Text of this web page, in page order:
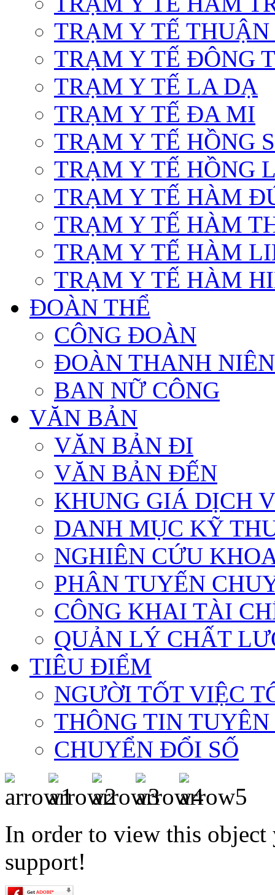
TRẠM Y TẾ
TRẠM Y TẾ ĐÔNG
TRẠM Y TẾ LA DẠ
TRẠM Y TẾ ĐA MI
TRẠM Y TẾ HỒNG
TRẠM Y TẾ HỒNG
TRẠM Y TẾ HÀM
TRẠM Y TẾ HÀM
TRẠM Y TẾ HÀM
TRẠM Y TẾ HÀM
ĐOÀN THỂ
CÔNG ĐOÀN
ĐOÀN THANH NIÊN
BAN NỮ CÔNG
VĂN BẢN
VĂN BẢN ĐI
VĂN BẢN ĐẾN
KHUNG GIÁ DỊCH
DANH MỤC KỸ
NGHIÊN CỨU
PHÂN TUYẾN
CÔNG KHAI TÀI
QUẢN LÝ CHẤT
TIÊU ĐIỂM
NGƯỜI TỐT VIỆC
THÔNG TIN
CHUYỂN ĐỔI SỐ
In order to view this object
support!